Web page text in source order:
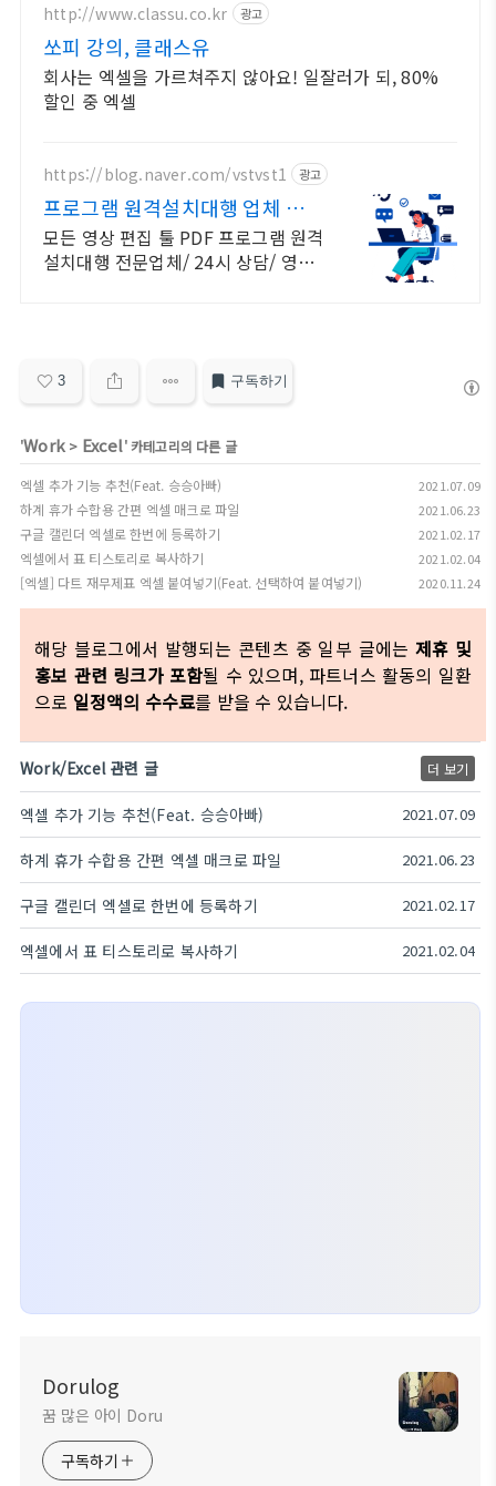
http://www.classu.co.kr 광고
쏘피 강의, 클래스유
회사는 엑셀을 가르쳐주지 않아요! 일잘러가 되, 80%
할인 중 엑셀
https://blog.naver.com/vstvst1 광고
프로그램 원격설치대행 업체 프로
그램 원격설치대행 전문
모든 영상 편집 툴 PDF 프로그램 원격
설치대행 전문업체/ 24시 상담/ 영구
3 구독하기
'Work > Excel' 카테고리의 다른 글
엑셀 추가 기능 추천(Feat. 승승아빠) 2021.07.09
하계 휴가 수합용 간편 엑셀 매크로 파일 2021.06.23
구글 캘린더 엑셀로 한번에 등록하기 2021.02.17
엑셀에서 표 티스토리로 복사하기 2021.02.04
[엑셀] 다트 재무제표 엑셀 붙여넣기(Feat. 선택하여 붙여넣기) 2020.11.24
해당 블로그에서 발행되는 콘텐츠 중 일부 글에는 제휴 및
홍보 관련 링크가 포함될 수 있으며, 파트너스 활동의 일환
으로 일정액의 수수료를 받을 수 있습니다.
Work/Excel 관련 글 더 보기
엑셀 추가 기능 추천(Feat. 승승아빠) 2021.07.09
하계 휴가 수합용 간편 엑셀 매크로 파일 2021.06.23
구글 캘린더 엑셀로 한번에 등록하기 2021.02.17
엑셀에서 표 티스토리로 복사하기 2021.02.04
Dorulog
꿈 많은 아이 Doru
구독하기